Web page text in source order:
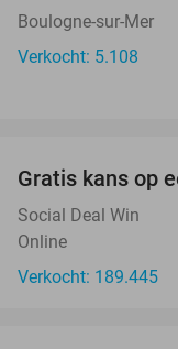
Boulogne-sur-Mer
Verkocht: 5.108
Gratis kans op
Social Deal Win
Online
Verkocht: 189.445